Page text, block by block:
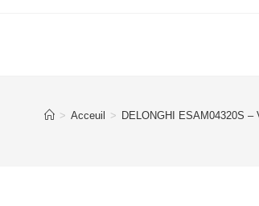
> Acceuil > DELONGHI ESAM04320S –